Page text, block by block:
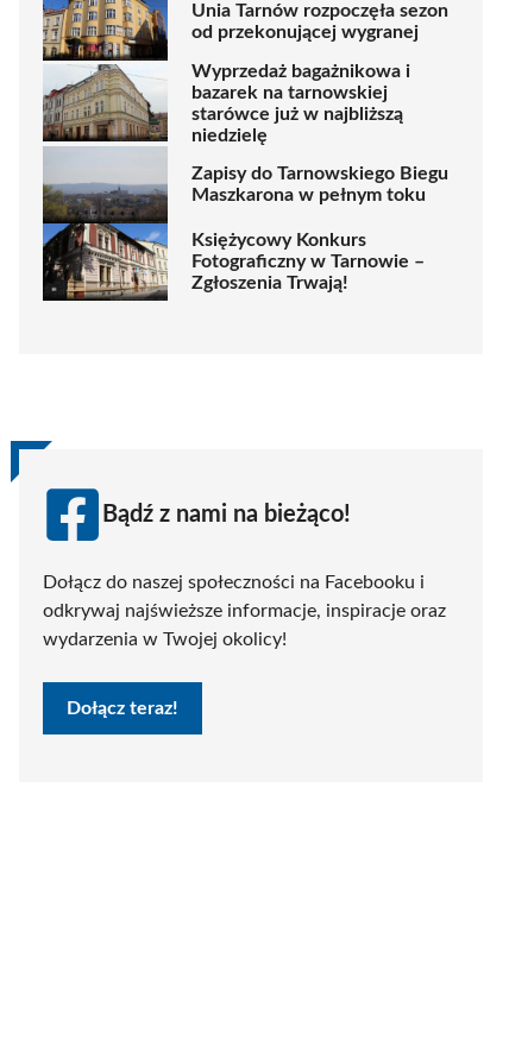
Unia Tarnów rozpoczęła sezon
od przekonującej wygranej
Wyprzedaż bagażnikowa i
bazarek na tarnowskiej
starówce już w najbliższą
niedzielę
Zapisy do Tarnowskiego Biegu
Maszkarona w pełnym toku
Księżycowy Konkurs
Fotograficzny w Tarnowie –
Zgłoszenia Trwają!
Bądź z nami na bieżąco!
Dołącz do naszej społeczności na Facebooku i
odkrywaj najświeższe informacje, inspiracje oraz
wydarzenia w Twojej okolicy!
Dołącz teraz!